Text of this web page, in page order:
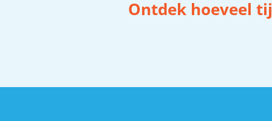
Ontdek hoeveel